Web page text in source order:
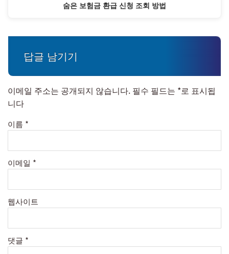
숨은 보험금 환급 신청 조회 방법
답글 남기기
이메일 주소는 공개되지 않습니다. 필수 필드는 *로 표시됩
니다
이름 *
이메일 *
웹사이트
댓글 *